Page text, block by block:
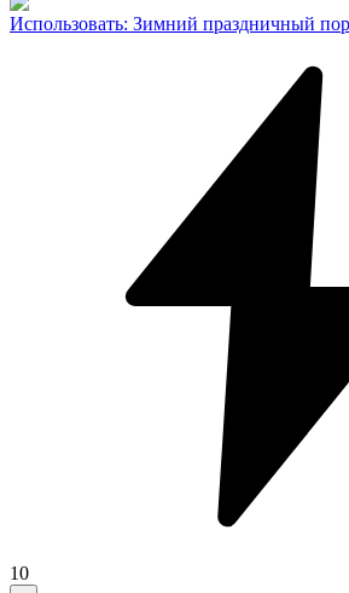
Использовать: Зимний праздничный
10